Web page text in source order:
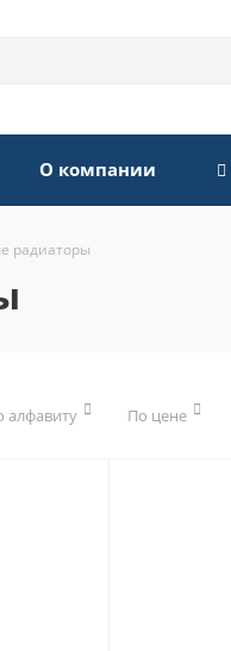
О компании
радиаторы
алфавиту По цене